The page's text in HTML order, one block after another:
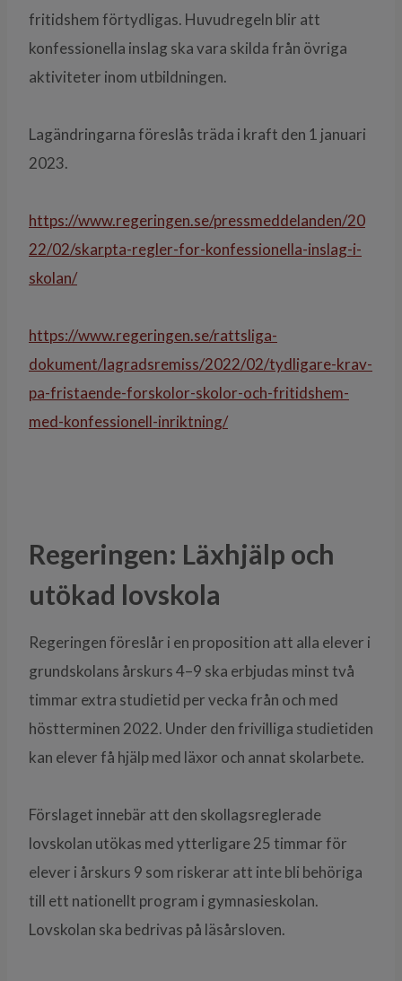
fritidshem förtydligas. Huvudregeln blir att
konfessionella inslag ska vara skilda från övriga
aktiviteter inom utbildningen.
Lagändringarna föreslås träda i kraft den 1 januari
2023.
https://www.regeringen.se/pressmeddelanden/20
22/02/skarpta-regler-for-konfessionella-inslag-i-
skolan/
https://www.regeringen.se/rattsliga-
dokument/lagradsremiss/2022/02/tydligare-krav-
pa-fristaende-forskolor-skolor-och-fritidshem-
med-konfessionell-inriktning/
Regeringen: Läxhjälp och
utökad lovskola
Regeringen föreslår i en proposition att alla elever i
grundskolans årskurs 4–9 ska erbjudas minst två
timmar extra studietid per vecka från och med
höstterminen 2022. Under den frivilliga studietiden
kan elever få hjälp med läxor och annat skolarbete.
Förslaget innebär att den skollagsreglerade
lovskolan utökas med ytterligare 25 timmar för
elever i årskurs 9 som riskerar att inte bli behöriga
till ett nationellt program i gymnasieskolan.
Lovskolan ska bedrivas på läsårsloven.